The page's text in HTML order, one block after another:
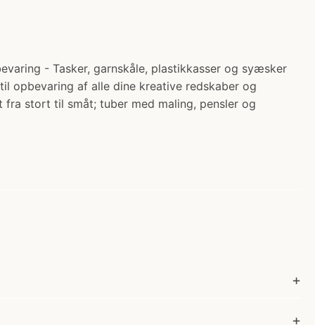
- Tasker, garnskåle, plastikkasser og syæsker
opbevaring af alle dine kreative redskaber og
fra stort til småt; tuber med maling, pensler og